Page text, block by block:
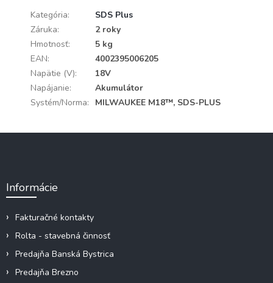
Kategória:
SDS Plus
Záruka:
2 roky
Hmotnosť:
5 kg
EAN:
4002395006205
Napätie (V):
18V
Napájanie:
Akumulátor
Systém/Norma: MILWAUKEE M18™, SDS-PLUS
Informácie
Fakturačné kontakty
Rolta - stavebná činnosť
Predajňa Banská Bystrica
Predajňa Brezno